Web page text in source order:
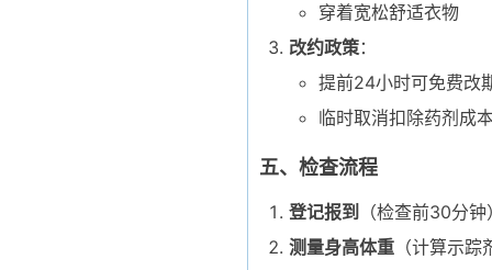
穿着宽松舒适衣物
改约政策：
提前24小时可免费改
临时取消扣除药剂成
五、检查流程
登记报到 （检查前30分钟
测量身高体重（计算示踪